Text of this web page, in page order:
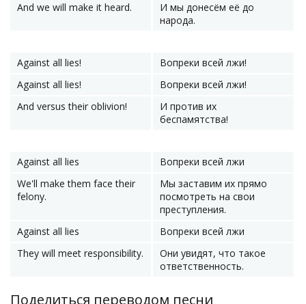
And we will make it heard.
И мы донесём её до
народа.
Against all lies!
Вопреки всей лжи!
Against all lies!
Вопреки всей лжи!
And versus their oblivion!
И против их
беспамятства!
Against all lies
Вопреки всей лжи
We'll make them face their
felony.
Мы заставим их прямо
посмотреть на свои
преступления.
Against all lies
Вопреки всей лжи
They will meet responsibility.
Они увидят, что такое
ответственность.
Поделиться переводом песни